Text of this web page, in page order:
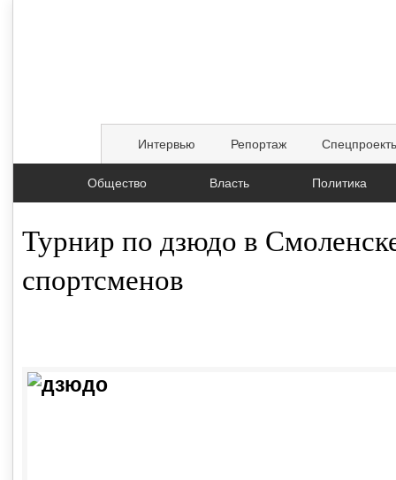
Интервью Репортаж
Общество Власть Политика
Турнир по дзюдо в
спортсменов